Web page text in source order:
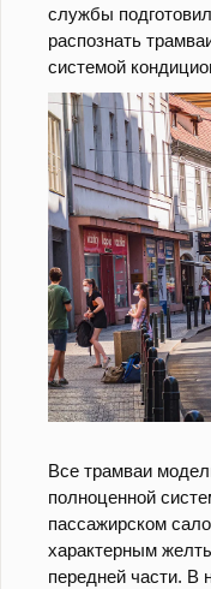
службы
распознать
системой
Все трамваи
полноценной
пассажирском
характерным
передней части. В